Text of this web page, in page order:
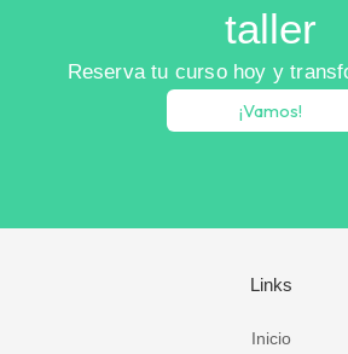
taller
Reserva tu curso hoy y
¡Vamos!
Links
Inicio